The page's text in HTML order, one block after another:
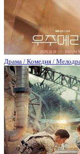
Драма / Комедия /